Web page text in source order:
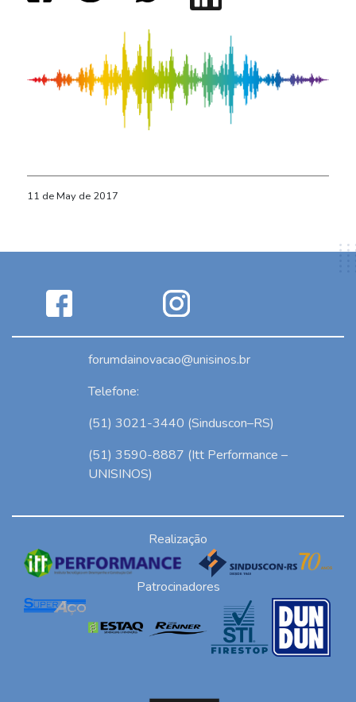
11 de May de 2017
forumdainovacao@unisinos.br
Telefone:
(51) 3021-3440 (Sinduscon–RS)
(51) 3590-8887 (Itt Performance –
UNISINOS)
Realização
Patrocinadores